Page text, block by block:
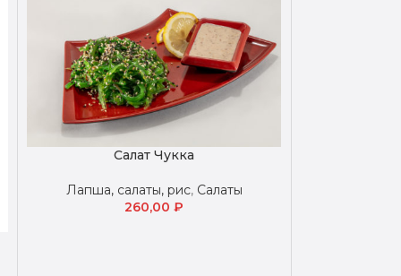
Салат Чукка
Лапша, салаты, рис, Салаты
260,00 ₽